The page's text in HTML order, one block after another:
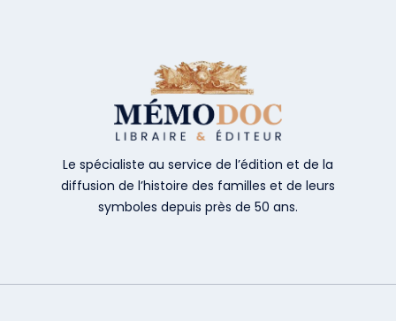
Le spécialiste au service de l’édition et de la
diffusion de l’histoire des familles et de leurs
symboles depuis près de 50 ans.